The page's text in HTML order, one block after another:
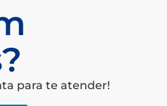
para te atender!